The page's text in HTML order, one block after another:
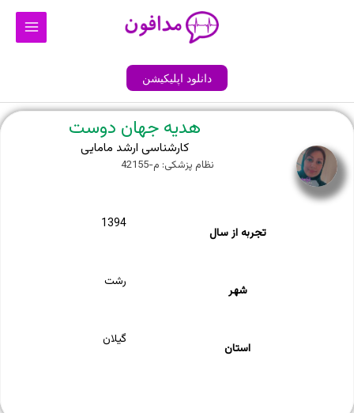
Main
دانلود اپلیکیشن
هدیه جهان دوست
کارشناسی ارشد مامایی
نظام پزشکی: م-42155
تجربه از سال
1394
شهر
رشت
استان
گیلان